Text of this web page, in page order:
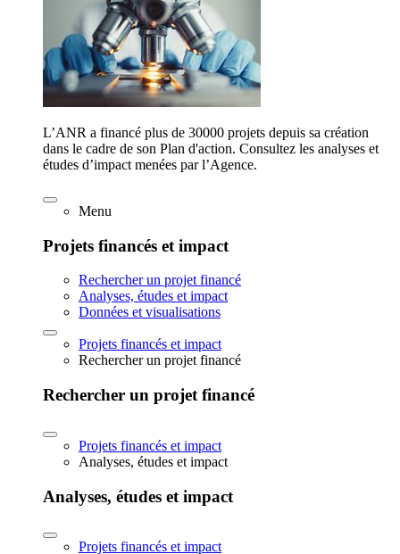
L’ANR a financé plus de 30000 projets depuis sa création
dans le cadre de son Plan d'action. Consultez les analyses et
études d’impact menées par l’Agence.
Menu
Projets financés et impact
Rechercher un projet financé
Analyses, études et impact
Données et visualisations
Projets financés et impact
Rechercher un projet financé
Rechercher un projet financé
Projets financés et impact
Analyses, études et impact
Analyses, études et impact
Projets financés et impact